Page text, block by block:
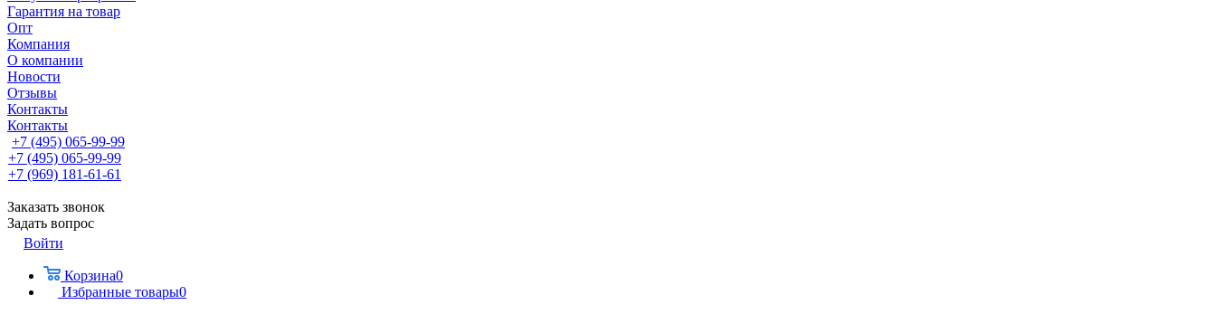
Гарантия на товар
Опт
Компания
О компании
Новости
Отзывы
Контакты
Контакты
+7 (495) 065-99-99
+7 (495) 065-99-99
+7 (969) 181-61-61
Заказать звонок
Задать вопрос
Войти
Корзина0
Избранные товары0